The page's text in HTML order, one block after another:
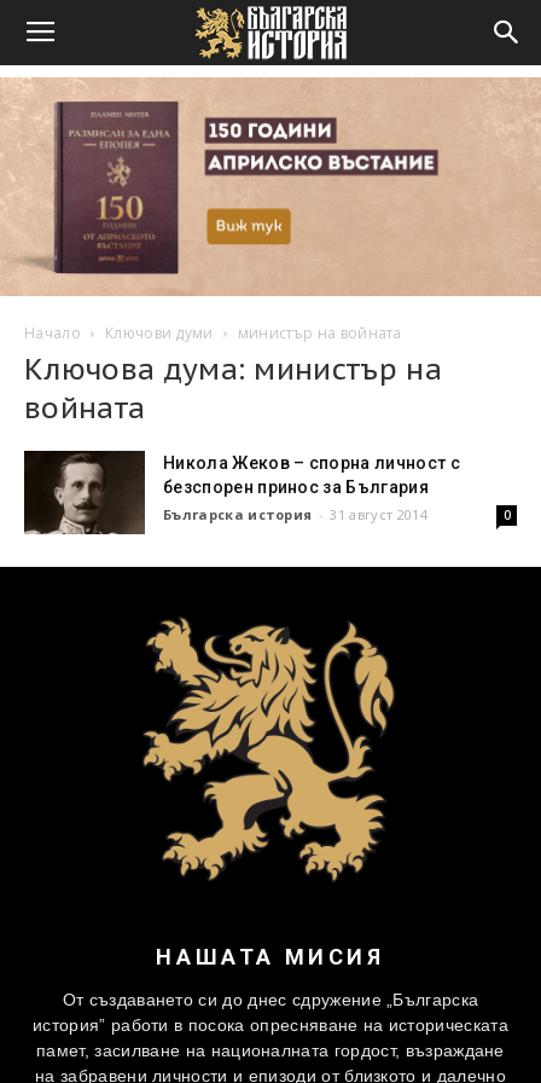
Начало Ключови думи министър на войната
Ключова дума: министър на
войната
Никола Жеков – спорна личност с
безспорен принос за България
Българска история - 31 август 2014 0
НАШАТА МИСИЯ
От създаването си до днес сдружение „Българска
история” работи в посока опресняване на историческата
памет, засилване на националната гордост, възраждане
на забравени личности и епизоди от близкото и далечно